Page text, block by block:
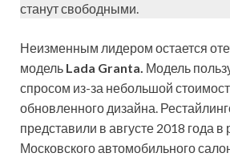
станут свободными.
Неизменным лидером остается
модель Lada Granta. Модель
спросом из-за небольшой
обновленного дизайна.
представили в августе 2018 года в
Московского автомобильного